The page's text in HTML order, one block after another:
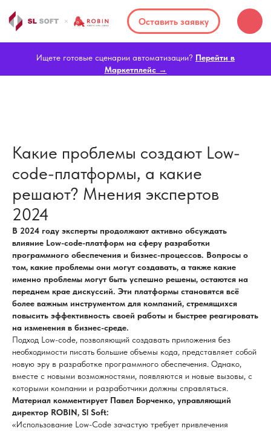
Оставить заявку
Ищете готовые сценарии автоматизации? Перейти в
Маркетплейс →
Какие проблемы создают Low-
code-платформы, а какие
решают? Мнения экспертов
2024
В 2024 году эксперты продолжают активно обсуждать
влияние Low-code-платформ на сферу разработки
программного обеспечения и бизнес-процессов. Вопросы о
том, какие проблемы они могут создавать, а также какие
именно проблемы могут быть успешно решены, остаются на
переднем крае дискуссий. Эти платформы становятся всё
более важным инструментом для компаний, стремящихся
повысить эффективность своей работы и быстрее реагировать
на изменения в бизнес-среде.
Подход Low-code, позволяющий создавать приложения без
необходимости писать большие объемы кода, представляет собой
новую эру в разработке программного обеспечения. Однако,
вместе с новыми возможностями, появляются и новые вызовы, с
которыми компании и разработчики должны справляться.
Материал комментирует Павел Борченко, управляющий
директор ROBIN, Sl Soft:
«Использование Low-Code зачастую требует привлечения